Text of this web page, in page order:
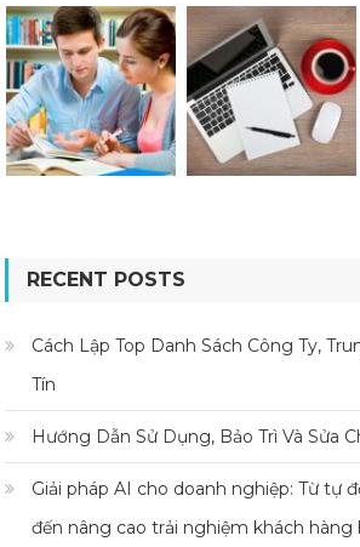
RECENT POSTS
Cách Lập Top Danh Sách Công Ty,
Tín
Hướng Dẫn Sử Dụng, Bảo Trì Và Sửa
Giải pháp AI cho doanh nghiệp: Từ tự
đến nâng cao trải nghiệm khách hàng